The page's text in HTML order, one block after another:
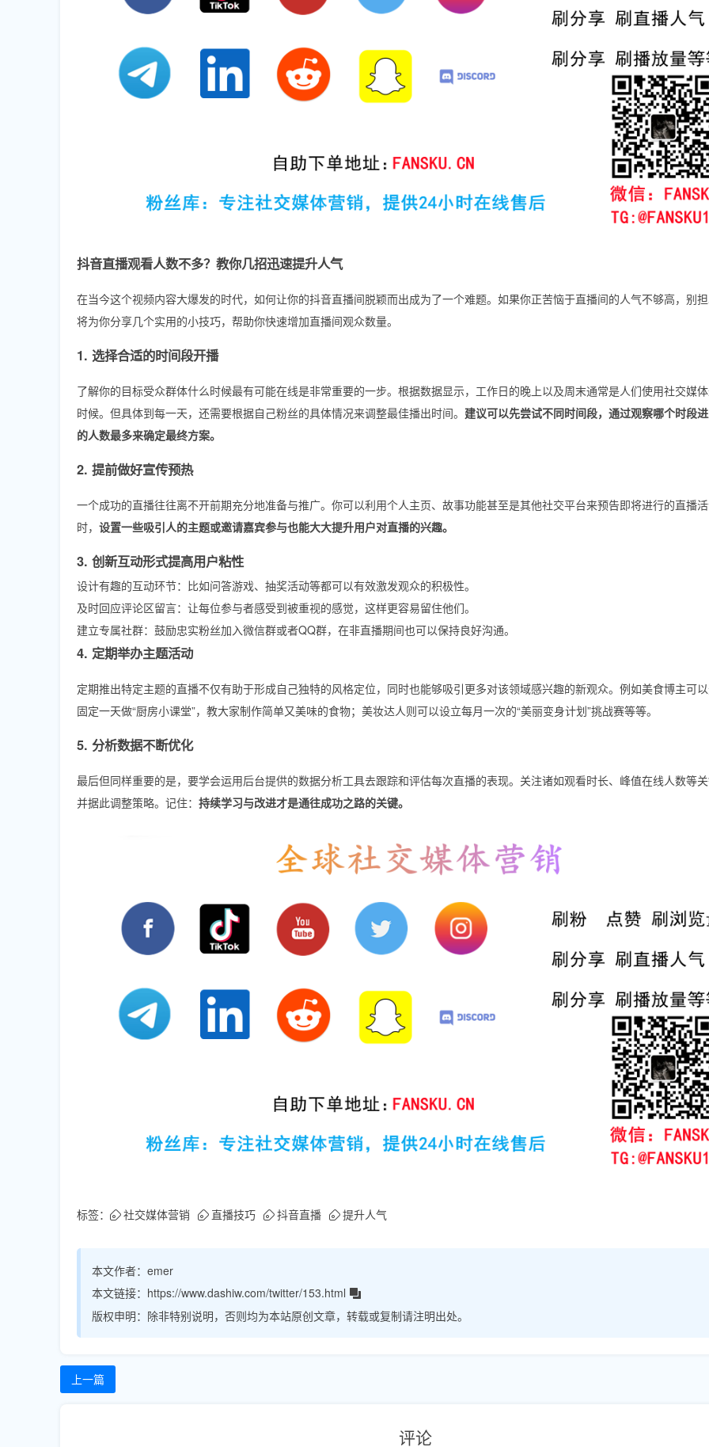
抖音直播观看人数不多？教你几招迅速提升人气
在当今这个视频内容大爆发的时代，如何让你的抖音直播间脱颖而出成为了一个难题。如果你正苦恼于直播间的人气不够高，别
将为你分享几个实用的小技巧，帮助你快速增加直播间观众数量。
1. 选择合适的时间段开播
了解你的目标受众群体什么时候最有可能在线是非常重要的一步。根据数据显示，工作日的晚上以及周末通常是人们使用社交媒
时候。但具体到每一天，还需要根据自己粉丝的具体情况来调整最佳播出时间。 建议可以先尝试不同时间段，通过观察哪个时段
的人数最多来确定最终方案。
2. 提前做好宣传预热
一个成功的直播往往离不开前期充分地准备与推广。你可以利用个人主页、故事功能甚至是其他社交平台来预告即将进行的直播
时， 设置一些吸引人的主题或邀请嘉宾参与也能大大提升用户对直播的兴趣。
3. 创新互动形式提高用户粘性
设计有趣的互动环节：比如问答游戏、抽奖活动等都可以有效激发观众的积极性。
及时回应评论区留言：让每位参与者感受到被重视的感觉，这样更容易留住他们。
建立专属社群：鼓励忠实粉丝加入微信群或者QQ群，在非直播期间也可以保持良好沟通。
4. 定期举办主题活动
定期推出特定主题的直播不仅有助于形成自己独特的风格定位，同时也能够吸引更多对该领域感兴趣的新观众。例如美食博主可
固定一天做“厨房小课堂”，教大家制作简单又美味的食物；美妆达人则可以设立每月一次的“美丽变身计划”挑战赛等等。
5. 分析数据不断优化
最后但同样重要的是，要学会运用后台提供的数据分析工具去跟踪和评估每次直播的表现。关注诸如观看时长、峰值在线人数等
并据此调整策略。记住： 持续学习与改进才是通往成功之路的关键。
标签： 社交媒体营销 直播技巧 抖音直播 提升人气
本文作者： emer
本文链接： https://www.dashiw.com/twitter/153.html
版权申明： 除非特别说明，否则均为本站原创文章，转载或复制请注明出处。
上一篇
评论